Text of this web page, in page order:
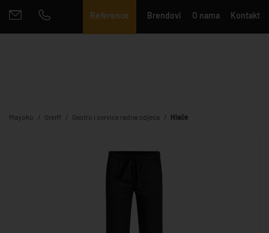
Reference Brendovi O nama Kontakt
Mayoko Greiff Gastro i service radna odjeća Hlače